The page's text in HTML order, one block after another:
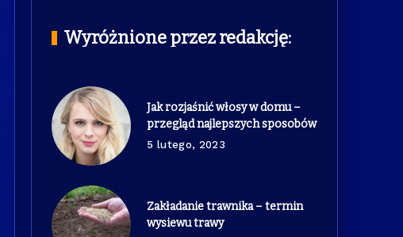
Wyróżnione przez redakcję:
Jak rozjaśnić włosy w domu –
przegląd najlepszych sposobów
5 lutego, 2023
Zakładanie trawnika – termin
wysiewu trawy